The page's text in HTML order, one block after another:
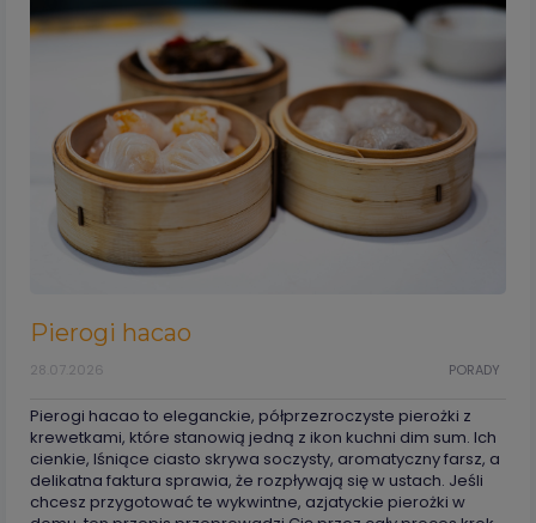
Pierogi hacao
PORADY
28.07.2026
Pierogi hacao to eleganckie, półprzezroczyste pierożki z
krewetkami, które stanowią jedną z ikon kuchni dim sum. Ich
cienkie, lśniące ciasto skrywa soczysty, aromatyczny farsz, a
delikatna faktura sprawia, że rozpływają się w ustach. Jeśli
chcesz przygotować te wykwintne, azjatyckie pierożki w